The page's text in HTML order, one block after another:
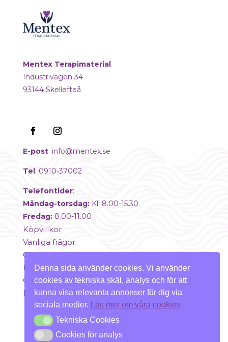
Mentex Terapimaterial
Industrivägen 34
93144 Skellefteå
E-post: info@mentex.se
Tel: 0910-37002
Telefontider:
Måndag-torsdag:Kl. 8.00-15.30
Fredag:8.00-11.00
Köpvillkor
Vanliga frågor
Om oss
Mitt konto
Cookies
Klädvalet.se
Copyright © 2025 Mentex. All Rights
Reserved.
Denna sida använder cookies. Vi använder
cookies av tekniska skäl, analys och för att
kunna visa relevanta annonser för dig via
sociala medier.
Läs mer om våra cookies
Tekniska Cookies
Tekniska Cookies
Cookies för analys
Cookies för analys